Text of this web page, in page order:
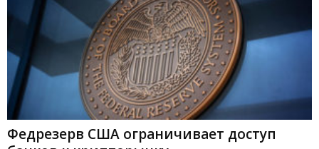
Федрезерв США ограничивает доступ